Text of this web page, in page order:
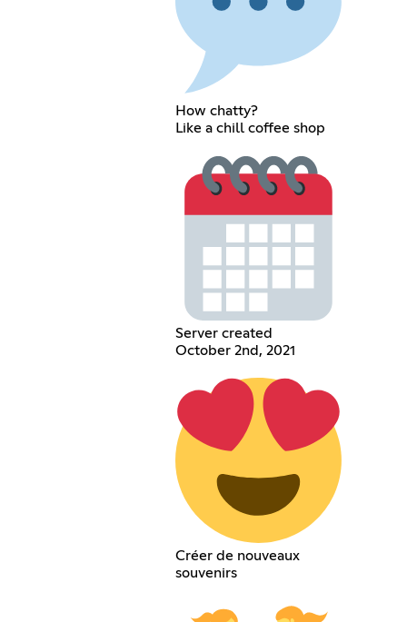
How chatty?
Like a chill coffee shop
Server created
October 2nd, 2021
Créer de nouveaux
souvenirs